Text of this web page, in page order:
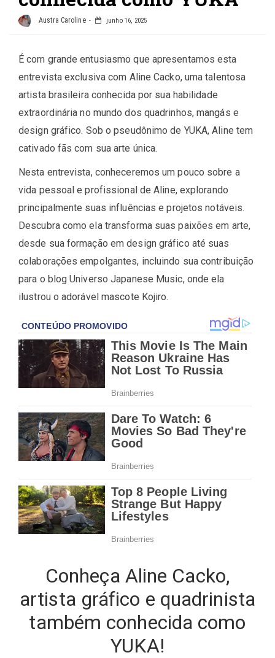
Austra Caroline junho 16, 2025
É com grande entusiasmo que apresentamos esta
entrevista exclusiva com Aline Cacko, uma talentosa
artista brasileira conhecida por sua habilidade
extraordinária no mundo dos quadrinhos, mangás e
design gráfico. Sob o pseudônimo de YUKA, Aline tem
cativado fãs com sua arte única.
Nesta entrevista, conheceremos um pouco sobre a
vida pessoal e profissional de Aline, explorando
principalmente suas influências e projetos notáveis.
Descubra como ela transforma suas paixões em arte,
desde sua formação em design gráfico até suas
colaborações empolgantes, incluindo sua contribuição
para o blog Universo Japanese Music, onde ela
ilustrou o adorável mascote Kojiro.
Conheça Aline Cacko,
artista gráfico e quadrinista
também conhecida como
YUKA!